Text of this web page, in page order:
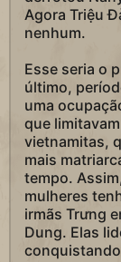
Agora Triệu
nenhum.
Esse seria o
último,
uma
que
vietnamitas,
mais
tempo.
mulheres
irmãs Trưng
Dung. Elas